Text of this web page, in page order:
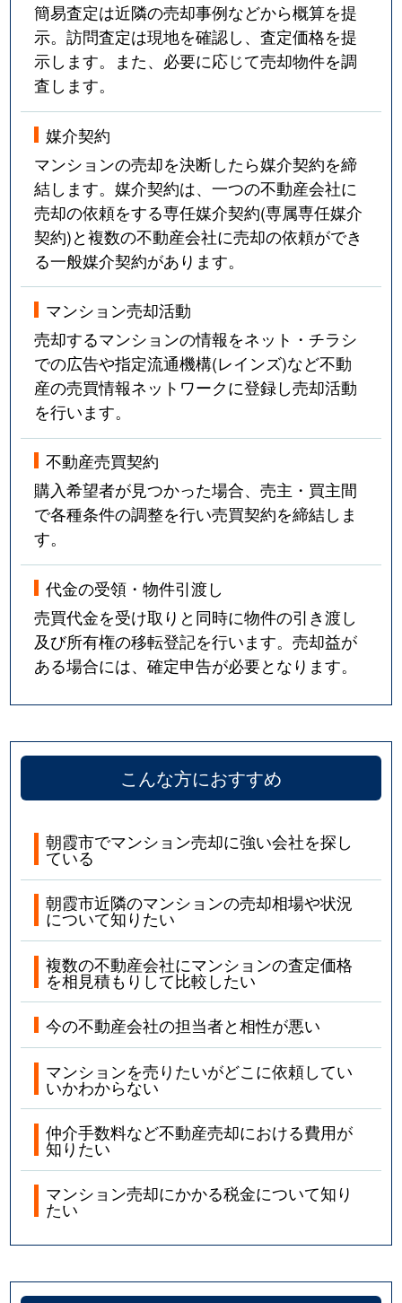
簡易査定は近隣の売却事例などから概算を提
示。訪問査定は現地を確認し、査定価格を提
示します。また、必要に応じて売却物件を調
査します。
媒介契約
マンションの売却を決断したら媒介契約を締
結します。媒介契約は、一つの不動産会社に
売却の依頼をする専任媒介契約(専属専任媒介
契約)と複数の不動産会社に売却の依頼ができ
る一般媒介契約があります。
マンション売却活動
売却するマンションの情報をネット・チラシ
での広告や指定流通機構(レインズ)など不動
産の売買情報ネットワークに登録し売却活動
を行います。
不動産売買契約
購入希望者が見つかった場合、売主・買主間
で各種条件の調整を行い売買契約を締結しま
す。
代金の受領・物件引渡し
売買代金を受け取りと同時に物件の引き渡し
及び所有権の移転登記を行います。売却益が
ある場合には、確定申告が必要となります。
こんな方におすすめ
朝霞市でマンション売却に強い会社を探し
ている
朝霞市近隣のマンションの売却相場や状況
について知りたい
複数の不動産会社にマンションの査定価格
を相見積もりして比較したい
今の不動産会社の担当者と相性が悪い
マンションを売りたいがどこに依頼してい
いかわからない
仲介手数料など不動産売却における費用が
知りたい
マンション売却にかかる税金について知り
たい